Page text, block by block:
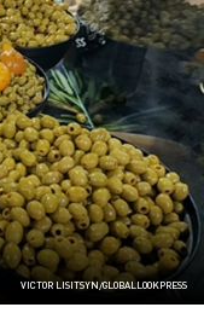
VICTOR LISITSYN/GLOBALLOOKPRESS